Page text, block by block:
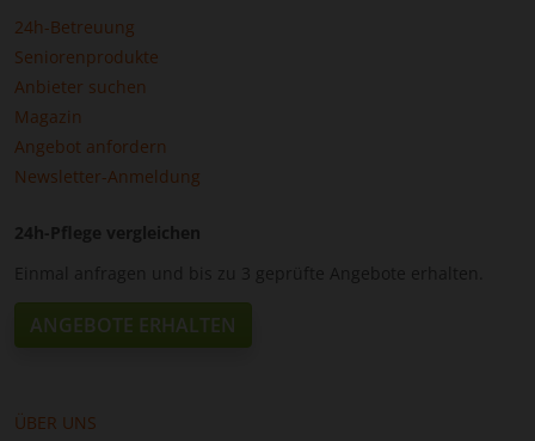
24h-Betreuung
Seniorenprodukte
Anbieter suchen
Magazin
Angebot anfordern
Newsletter-Anmeldung
24h-Pflege vergleichen
Einmal anfragen und bis zu 3 geprüfte Angebote erhalten.
ANGEBOTE ERHALTEN
ÜBER UNS